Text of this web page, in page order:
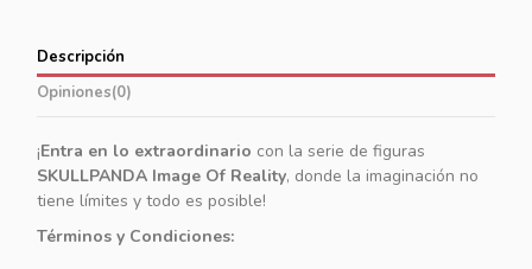
Descripción
Opiniones(0)
¡Entra en lo extraordinario con la serie de figuras
SKULLPANDA Image Of Reality, donde la imaginación no
tiene límites y todo es posible!
Términos y Condiciones: